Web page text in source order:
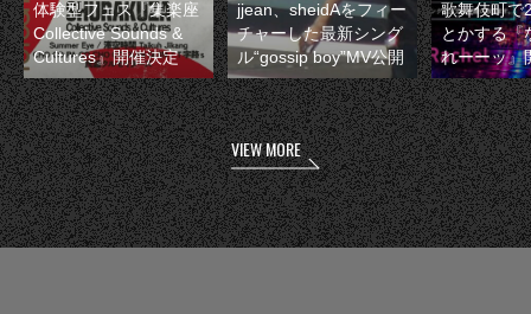
体験型フェス『集楽座
Collective Sounds &
Cultures』開催決定
jjean、sheidAをフィー
チャーした最新シング
ル“gossip boy”MV公開
歌舞伎町で
とかする『
れーーッ』
VIEW MORE